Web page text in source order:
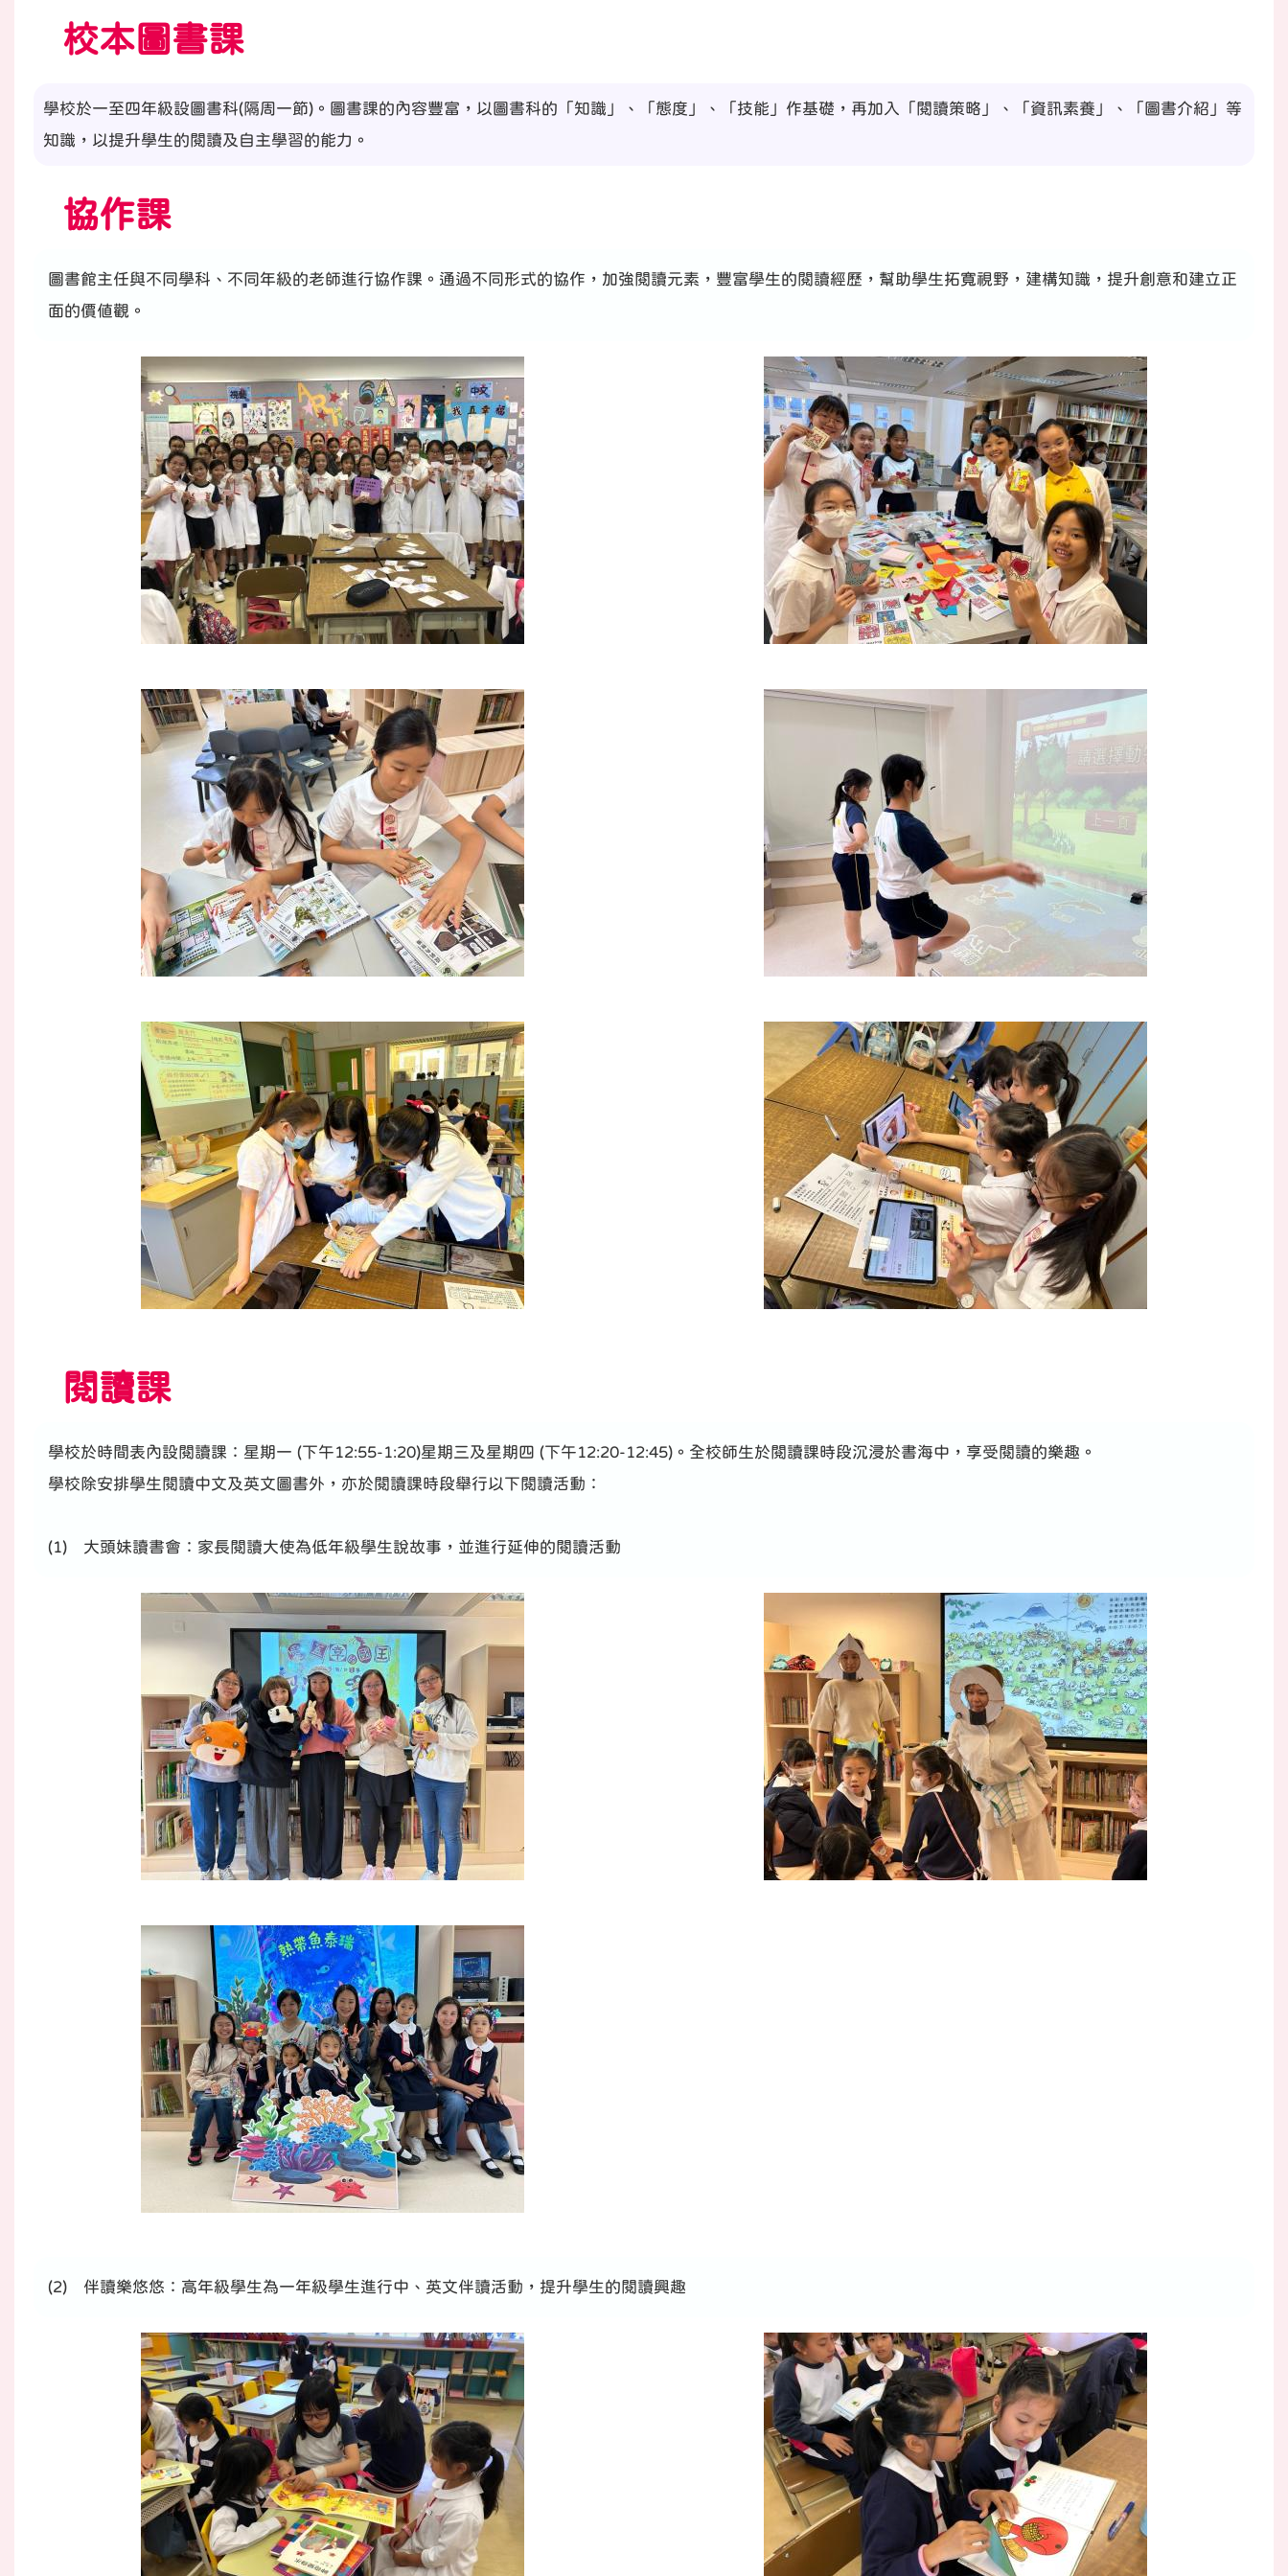
校本圖書課
學校於一至四年級設圖書科(隔周一節)。圖書課的內容豐富，以圖書科的「知識」、「態度」、「技能」作基礎，再加入「閱讀策略」、「資訊素養」、「圖書介紹」等
知識，以提升學生的閱讀及自主學習的能力。
協作課
圖書館主任與不同學科、不同年級的老師進行協作課。通過不同形式的協作，加強閱讀元素，豐富學生的閱讀經歷，幫助學生拓寬視野，建構知識，提升創意和建立正
面的價值觀。
閱讀課
學校於時間表內設閱讀課：星期一 (下午12:55-1:20)星期三及星期四 (下午12:20-12:45)。全校師生於閱讀課時段沉浸於書海中，享受閱讀的樂趣。
學校除安排學生閱讀中文及英文圖書外，亦於閱讀課時段舉行以下閱讀活動：
(1) 大頭妹讀書會：家長閱讀大使為低年級學生說故事，並進行延伸的閱讀活動
(2) 伴讀樂悠悠：高年級學生為一年級學生進行中、英文伴讀活動，提升學生的閱讀興趣